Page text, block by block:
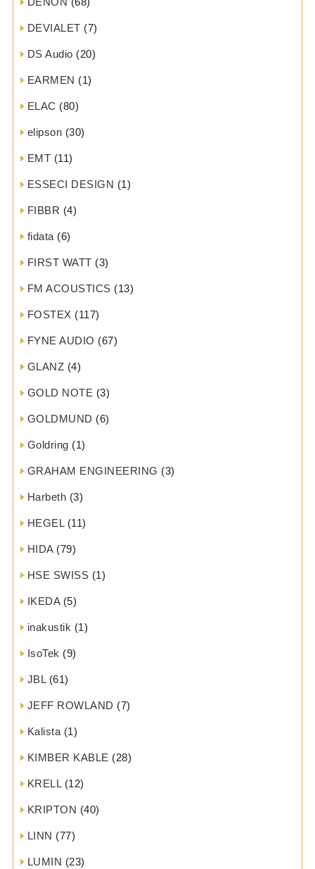
DEVIALET (7)
DS Audio (20)
EARMEN (1)
ELAC (80)
elipson (30)
EMT (11)
ESSECI DESIGN (1)
FIBBR (4)
fidata (6)
FIRST WATT (3)
FM ACOUSTICS (13)
FOSTEX (117)
FYNE AUDIO (67)
GLANZ (4)
GOLD NOTE (3)
GOLDMUND (6)
Goldring (1)
GRAHAM ENGINEERING (3)
Harbeth (3)
HEGEL(11)
HIDA(79)
HSE SWISS (1)
IKEDA(5)
inakustik (1)
IsoTek (9)
JBL(61)
JEFF ROWLAND (7)
Kalista (1)
KIMBER KABLE (28)
KRELL(12)
KRIPTON (40)
LINN (77)
LUMIN (23)